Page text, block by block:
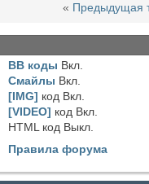
« Предыдущая
BB коды Вкл.
Смайлы Вкл.
[IMG] код Вкл.
[VIDEO] код Вкл.
HTML код Выкл.
Правила форума